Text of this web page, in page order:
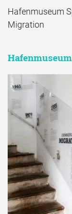
Hafenmuseum
Migration